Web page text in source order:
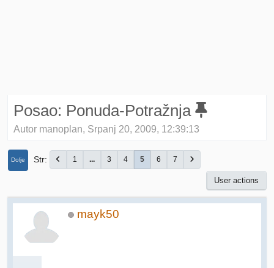
Posao: Ponuda-Potražnja
Autor manoplan, Srpanj 20, 2009, 12:39:13
Dolje Str 1 ... 3 4 5 6 7
User actions
mayk50